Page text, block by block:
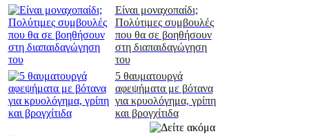
Είναι μοναχοπαίδι;
Πολύτιμες συμβουλές
που θα σε βοηθήσουν
στη διαπαιδαγώγηση
του
5 θαυματουργά
αφεψήματα με βότανα
για κρυολόγημα, γρίπη
και βρογχίτιδα